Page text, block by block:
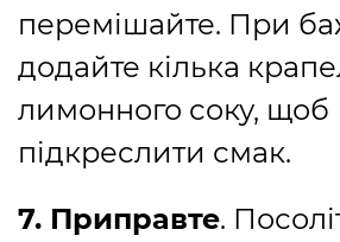
перемішайте. При
додайте кілька
лимонного соку, щоб
підкреслити смак.
7. Приправте.